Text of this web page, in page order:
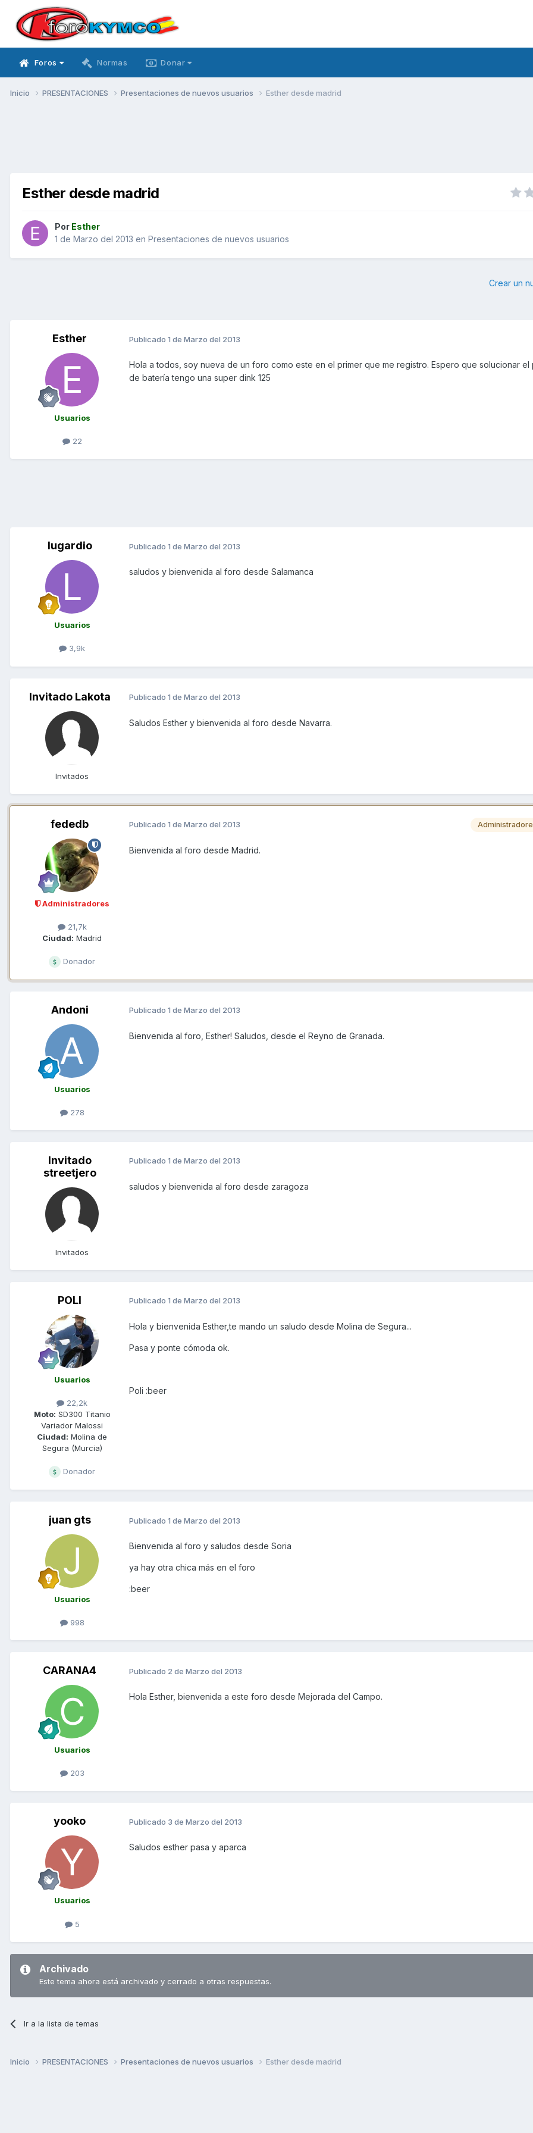
Foros Normas Donar
Inicio PRESENTACIONES Presentaciones de nuevos usuarios Esther desde madrid
Esther desde madrid
Por Esther
1 de Marzo del 2013 en Presentaciones de nuevos usuarios
Crear un
Esther
Usuarios
22
Publicado 1 de Marzo del 2013
Hola a todos, soy nueva de un foro como este en el primer que me registro. Espero que solucionar el
de batería tengo una super dink 125
lugardio
Usuarios
3,9k
Publicado 1 de Marzo del 2013
saludos y bienvenida al foro desde Salamanca
Invitado Lakota
Invitados
Publicado 1 de Marzo del 2013
Saludos Esther y bienvenida al foro desde Navarra.
fededb
Administradores
21,7k
Ciudad: Madrid
Donador
Publicado 1 de Marzo del 2013
Bienvenida al foro desde Madrid.
Andoni
Usuarios
278
Publicado 1 de Marzo del 2013
Bienvenida al foro, Esther! Saludos, desde el Reyno de Granada.
Invitado
streetjero
Invitados
Publicado 1 de Marzo del 2013
saludos y bienvenida al foro desde zaragoza
POLI
Usuarios
22,2k
Moto: SD300 Titanio
Variador Malossi
Ciudad: Molina de
Segura (Murcia)
Donador
Publicado 1 de Marzo del 2013
Hola y bienvenida Esther,te mando un saludo desde Molina de Segura...
Pasa y ponte cómoda ok.
Poli :beer
juan gts
Usuarios
998
Publicado 1 de Marzo del 2013
Bienvenida al foro y saludos desde Soria
ya hay otra chica más en el foro
:beer
CARANA4
Usuarios
203
Publicado 2 de Marzo del 2013
Hola Esther, bienvenida a este foro desde Mejorada del Campo.
yooko
Usuarios
5
Publicado 3 de Marzo del 2013
Saludos esther pasa y aparca
Archivado
Este tema ahora está archivado y cerrado a otras respuestas.
Ir a la lista de temas
Inicio PRESENTACIONES Presentaciones de nuevos usuarios Esther desde madrid